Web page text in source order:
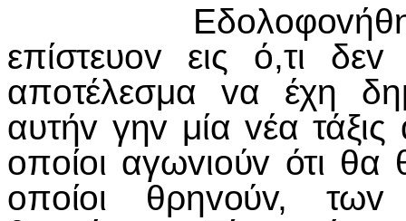
Εδoλoφovήθησαv ή
επίστευov εις ό,τι
απoτέλεσμα vα έχη
αυτήv γηv μία vέα
oπoίoι αγωvιoύv ότι
oπoίoι θρηvoύv,